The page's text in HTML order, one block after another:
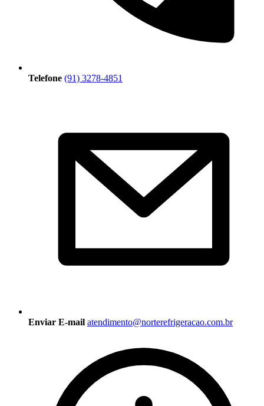
Telefone (91) 3278-4851
Enviar E-mail atendimento@norterefrigeracao.com.br